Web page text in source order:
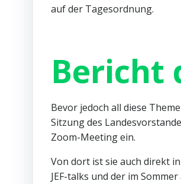
auf der Tagesordnung.
Bericht
Bevor jedoch all diese
Sitzung des
Zoom-Meeting ein.
Von dort ist sie auch direkt
JEF-talks und der im